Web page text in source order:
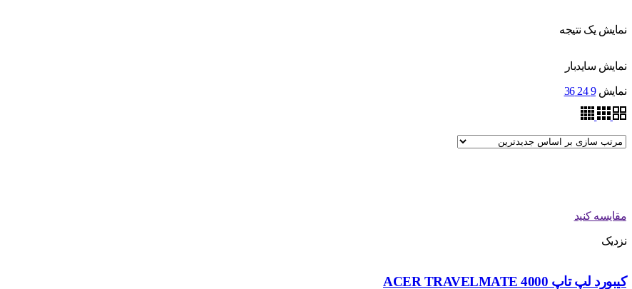
نمایش یک نتیجه
نمایش سایدبار
نمایش 9
24
36
مقایسه کنید
نزدیک
کیبورد لپ تاپ ACER TRAVELMATE 4000